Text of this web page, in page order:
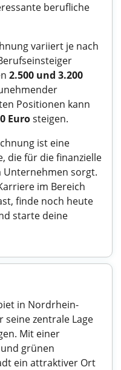
berufliche
variiert je nach
2.500 und 3.200
Positionen kann
Eurosteigen.
ist eine
die für die finanzielle
Unternehmen sorgt.
im Bereich
finde noch heute
starte deine
in Nordrhein-
zentrale Lage
Mit einer
grünen
ein attraktiver Ort